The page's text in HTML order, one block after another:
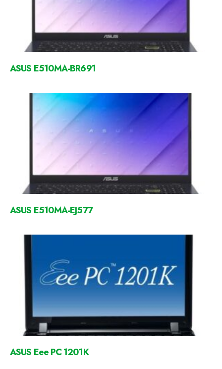
ASUS E510MA-BR691
ASUS E510MA-EJ577
ASUS Eee PC 1201K